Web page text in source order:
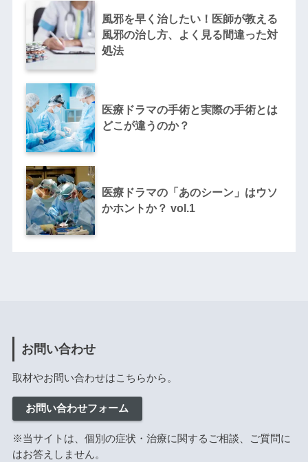
風邪を早く治したい！医師が教える
風邪の治し方、よく見る間違った対
処法
医療ドラマの手術と実際の手術とは
どこが違うのか？
医療ドラマの「あのシーン」はウソ
かホントか？ vol.1
お問い合わせ
取材やお問い合わせはこちらから。
お問い合わせフォーム
※当サイトは、個別の症状・治療に関するご相談、ご質問に
はお答えしません。